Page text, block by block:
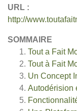
URL :
http://
SOMMAIRE
Tout a Fait
Tout à Fait
Un Concept
Autodérision